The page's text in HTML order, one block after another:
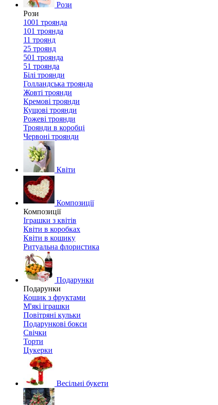
Рози
Рози
1001 троянда
101 троянда
11 троянд
25 троянд
501 троянда
51 троянда
Білі троянди
Голландська троянда
Жовті троянди
Кремові троянди
Кущові троянди
Рожеві троянди
Троянди в коробці
Червоні троянди
Квіти
Композиції
Композиції
Іграшки з квітів
Квіти в коробках
Квіти в кошику
Ритуальна флористика
Подарунки
Подарунки
Кошик з фруктами
М'які іграшки
Повітряні кульки
Подарункові бокси
Свічки
Торти
Цукерки
Весільні букети